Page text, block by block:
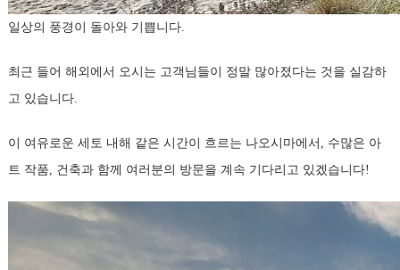
일상의 풍경이 돌아와 기쁩니다.
최근 들어 해외에서 오시는 고객님들이 정말 많아졌다는 것을 실감하
고 있습니다.
이 여유로운 세토 내해 같은 시간이 흐르는 나오시마에서, 수많은 아
트 작품, 건축과 함께 여러분의 방문을 계속 기다리고 있겠습니다!